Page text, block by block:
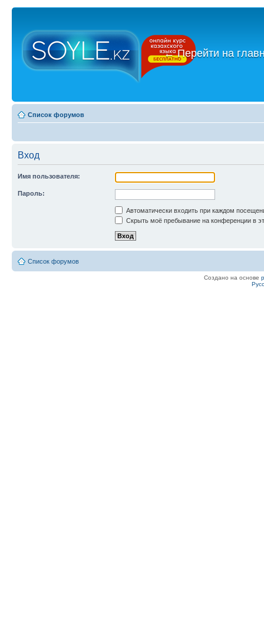
←Перейти на
Список форумов
Вход
Имя пользователя:
Пароль:
Автоматически входить при каждом
Скрыть моё пребывание на конференции в
Список форумов
Создано на основе